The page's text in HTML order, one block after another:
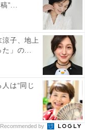
”...
涼子、地上
た」の...
は“同じ
Recommended by